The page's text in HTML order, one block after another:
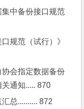
中备份接口规范
规范（试行）》
会指定数据备份
通知..... 870
总.......... 872